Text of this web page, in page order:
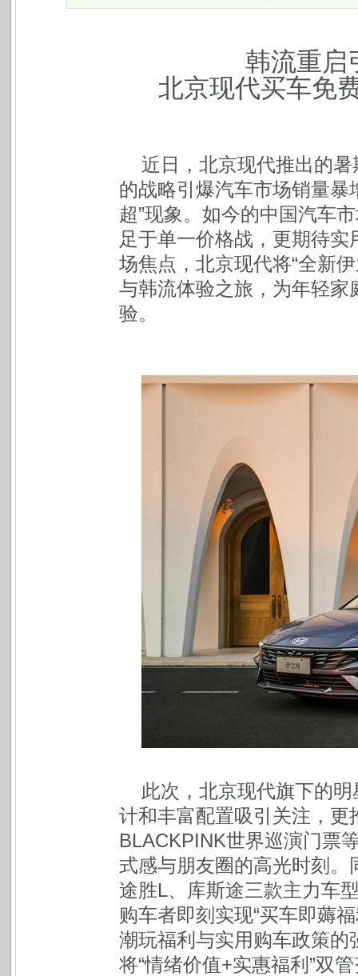
韩流重启
北京现代买车免
近日，北京现代推出的
的战略引爆汽车市场销量暴
超”现象。如今的中国汽车
足于单一价格战，更期待
场焦点，北京现代将“全新
与韩流体验之旅，为年轻
验。
此次，北京现代旗下的
计和丰富配置吸引关注，更
BLACKPINK世界巡演门票
式感与朋友圈的高光时刻
途胜L、库斯途三款主力车
购车者即刻实现“买车即薅
潮玩福利与实用购车政策
将“情绪价值+实惠福利”双